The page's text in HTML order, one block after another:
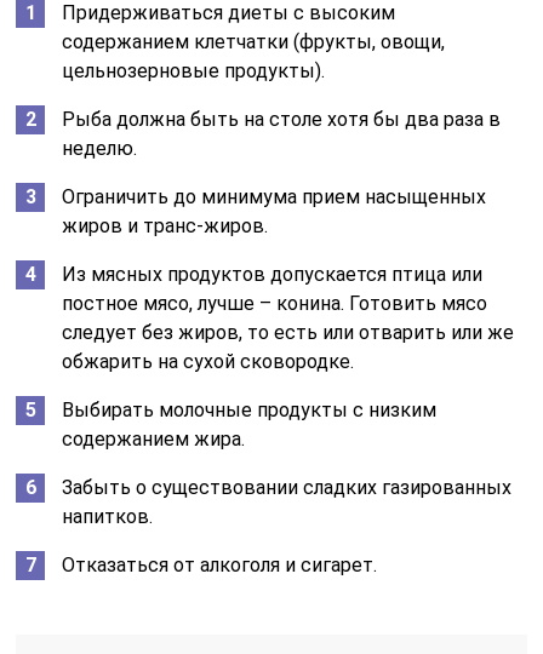
Придерживаться диеты с высоким
содержанием клетчатки (фрукты, овощи,
цельнозерновые продукты).
Рыба должна быть на столе хотя бы два раза в
неделю.
Ограничить до минимума прием насыщенных
жиров и транс-жиров.
Из мясных продуктов допускается птица или
постное мясо, лучше – конина. Готовить мясо
следует без жиров, то есть или отварить или же
обжарить на сухой сковородке.
Выбирать молочные продукты с низким
содержанием жира.
Забыть о существовании сладких газированных
напитков.
Отказаться от алкоголя и сигарет.